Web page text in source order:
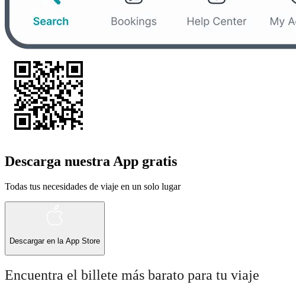
Descarga nuestra App gratis
Todas tus necesidades de viaje en un solo lugar
Descargar en la App Store
Encuentra el billete más barato para tu viaje